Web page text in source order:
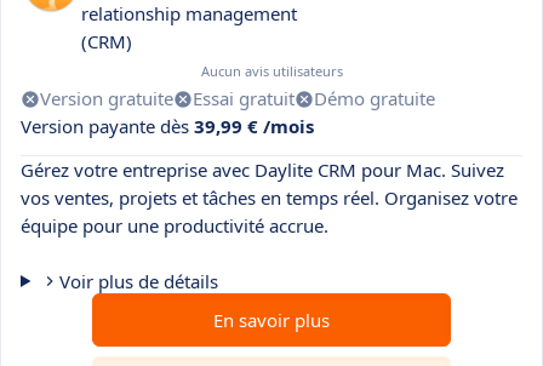
relationship management
(CRM)
Aucun avis utilisateurs
Version gratuite Essai gratuit
Démo gratuite
Version payante dès 39,99 € /mois
Gérez votre entreprise avec Daylite CRM pour Mac. Suivez
vos ventes, projets et tâches en temps réel. Organisez votre
équipe pour une productivité accrue.
Voir plus de détails
En savoir plus